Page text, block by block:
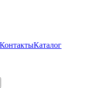
КонтактыКаталог